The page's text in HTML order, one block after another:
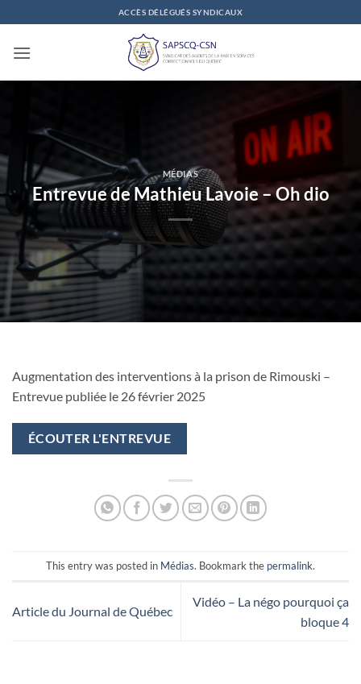
au
contenu
ACCÈS DÉLÉGUÉS SYNDICAUX
MÉDIAS
Entrevue de Mathieu Lavoie – Oh dio
Augmentation des interventions à la prison de Rimouski –
Entrevue publiée le 26 février 2025
ÉCOUTER L'ENTREVUE
This entry was posted in Médias. Bookmark the permalink.
Article du Journal de Québec
Vidéo – La négo pourquoi ça
bloque 4